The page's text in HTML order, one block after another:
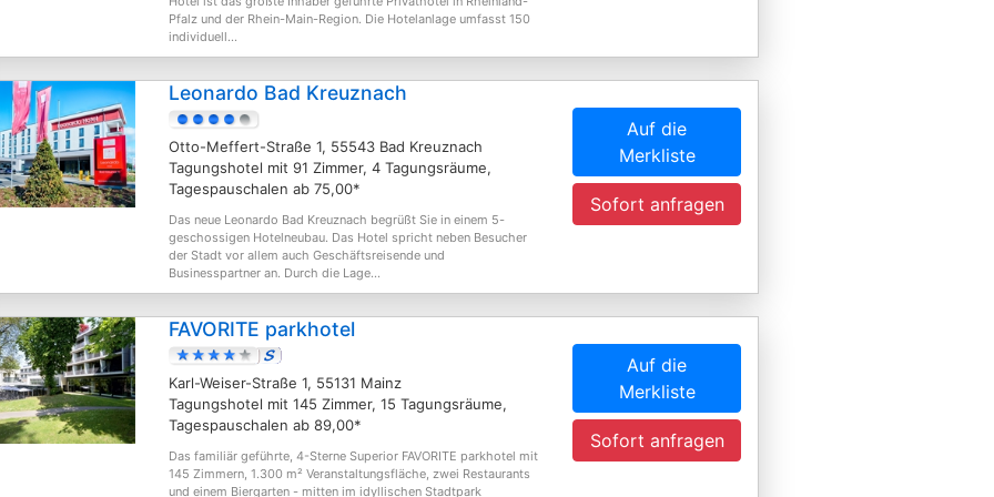
Pfalz und der Rhein-Main-Region. Die Hotelanlage umfasst 150
individuell...
Leonardo Bad Kreuznach
Otto-Meffert-Straße 1, 55543 Bad Kreuznach
Tagungshotel mit 91 Zimmer, 4 Tagungsräume,
Tagespauschalen ab 75,00*
Das neue Leonardo Bad Kreuznach begrüßt Sie in einem 5-
geschossigen Hotelneubau. Das Hotel spricht neben Besucher
der Stadt vor allem auch Geschäftsreisende und
Businesspartner an. Durch die Lage...
Auf die
Merkliste
Sofort anfragen
FAVORITE parkhotel
Karl-Weiser-Straße 1, 55131 Mainz
Tagungshotel mit 145 Zimmer, 15 Tagungsräume,
Tagespauschalen ab 89,00*
Das familiär geführte, 4-Sterne Superior FAVORITE parkhotel mit
145 Zimmern, 1.300 m² Veranstaltungsfläche, zwei Restaurants
und einem Biergarten - mitten im idyllischen Stadtpark
Auf die
Merkliste
Sofort anfragen